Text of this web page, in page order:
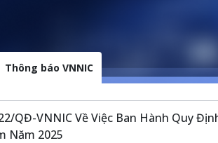
Thông báo VNNIC
QĐ-VNNIC Về Việc Ban Hành Quy
Năm 2025